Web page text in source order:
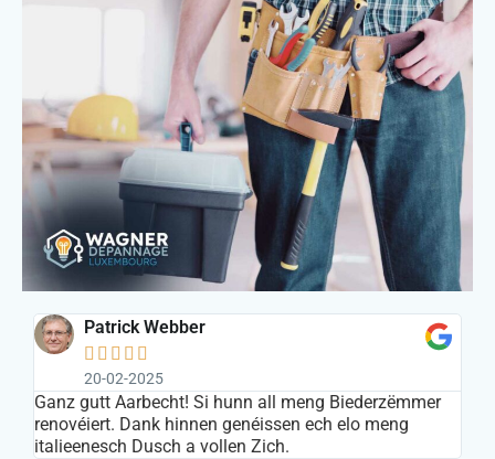
Patrick Webber
    
20-02-2025
Ganz gutt Aarbecht! Si hunn all meng Biederzëmmer
renovéiert. Dank hinnen genéissen ech elo meng
italieenesch Dusch a vollen Zich.